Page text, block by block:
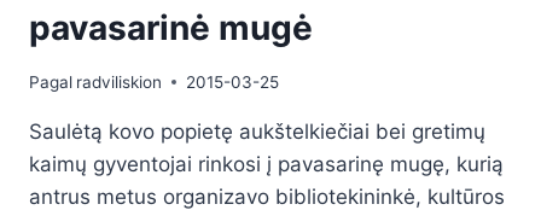
pavasarinė mugė
Pagal radviliskion 2015-03-25
Saulėtą kovo popietę aukštelkiečiai bei gretimų
kaimų gyventojai rinkosi į pavasarinę mugę, kurią
antrus metus organizavo bibliotekininkė, kultūros